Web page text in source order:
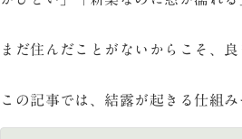
まだ住んだことがないからこそ、
この記事では、結露が起きる仕組